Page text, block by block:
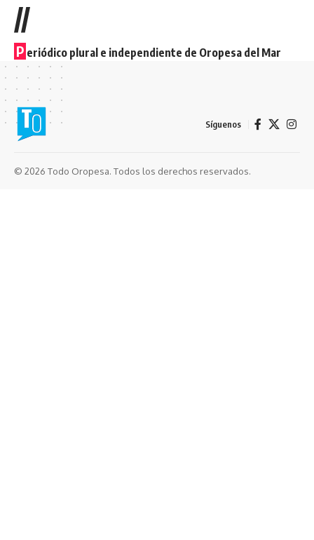
//
P eriódico plural e independiente de Oropesa del Mar
Síguenos
© 2026 Todo Oropesa. Todos los derechos reservados.